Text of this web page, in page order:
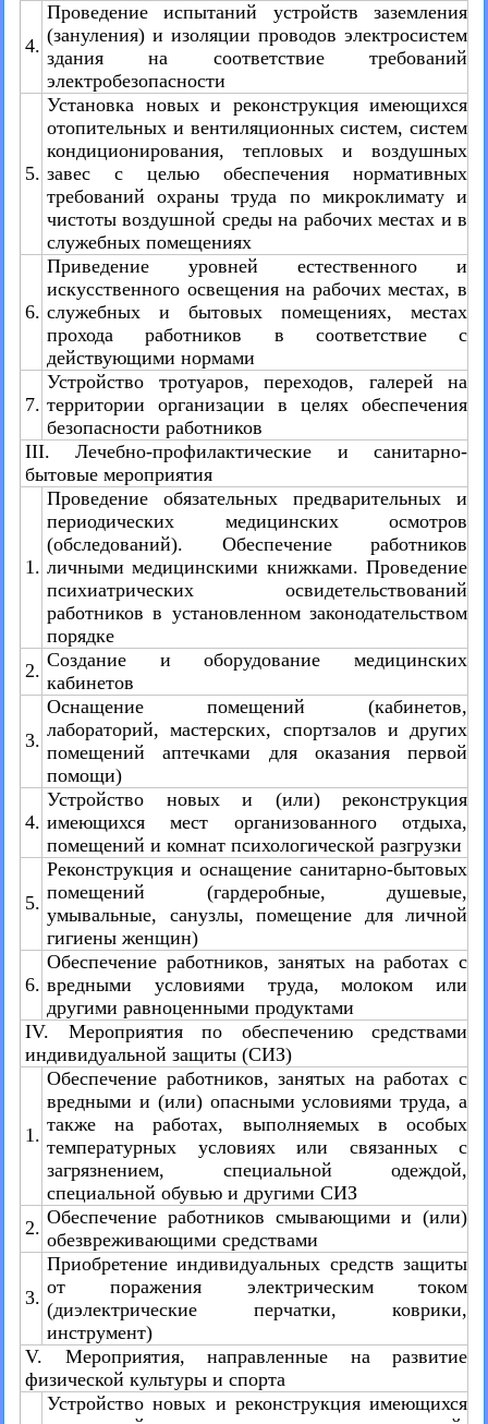
4.
Проведение испытаний устройств заземления
(зануления) и изоляции проводов электросистем
здания на соответствие требований
электробезопасности
5.
Установка новых и реконструкция имеющихся
отопительных и вентиляционных систем, систем
кондиционирования, тепловых и воздушных
завес с целью обеспечения нормативных
требований охраны труда по микроклимату и
чистоты воздушной среды на рабочих местах и в
служебных помещениях
6.
Приведение уровней естественного и
искусственного освещения на рабочих местах, в
служебных и бытовых помещениях, местах
прохода работников в соответствие с
действующими нормами
7.
Устройство тротуаров, переходов, галерей на
территории организации в целях обеспечения
безопасности работников
III. Лечебно-профилактические и санитарно-
бытовые мероприятия
1.
Проведение обязательных предварительных и
периодических медицинских осмотров
(обследований). Обеспечение работников
личными медицинскими книжками. Проведение
психиатрических освидетельствований
работников в установленном законодательством
порядке
2. Создание и оборудование медицинских
кабинетов
3.
Оснащение помещений (кабинетов,
лабораторий, мастерских, спортзалов и других
помещений аптечками для оказания первой
помощи)
4.
Устройство новых и (или) реконструкция
имеющихся мест организованного отдыха,
помещений и комнат психологической разгрузки
5.
Реконструкция и оснащение санитарно-бытовых
помещений (гардеробные, душевые,
умывальные, санузлы, помещение для личной
гигиены женщин)
6.
Обеспечение работников, занятых на работах с
вредными условиями труда, молоком или
другими равноценными продуктами
IV. Мероприятия по обеспечению средствами
индивидуальной защиты (СИЗ)
1.
Обеспечение работников, занятых на работах с
вредными и (или) опасными условиями труда, а
также на работах, выполняемых в особых
температурных условиях или связанных с
загрязнением, специальной одеждой,
специальной обувью и другими СИЗ
2. Обеспечение работников смывающими и (или)
обезвреживающими средствами
3.
Приобретение индивидуальных средств защиты
от поражения электрическим током
(диэлектрические перчатки, коврики,
инструмент)
V. Мероприятия, направленные на развитие
физической культуры и спорта
Устройство новых и реконструкция имеющихся